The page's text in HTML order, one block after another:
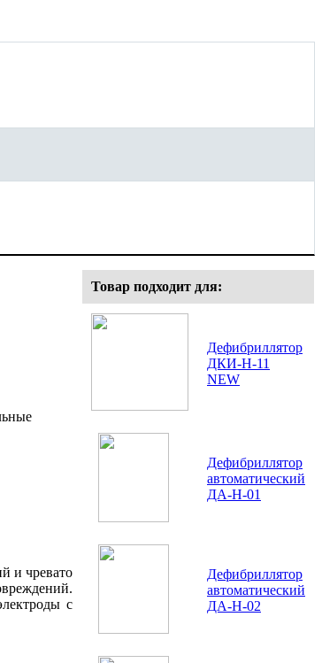
и чревато
с
Товар подходит для:
Дефибриллятор
ДКИ-Н-11
NEW
Дефибриллятор
автоматический
ДА-Н-01
Дефибриллятор
автоматический
ДА-Н-02